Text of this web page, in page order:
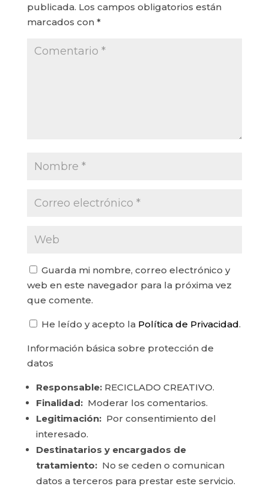
publicada. Los campos obligatorios están
marcados con *
Guarda mi nombre, correo electrónico y
web en este navegador para la próxima vez
que comente.
He leído y acepto la Política de Privacidad.
Información básica sobre protección de
datos
Responsable:RECICLADO CREATIVO.
Finalidad:Moderar los comentarios.
Legitimación:Por consentimiento del
interesado.
Destinatarios y encargados de
tratamiento:No se ceden o comunican
datos a terceros para prestar este servicio.